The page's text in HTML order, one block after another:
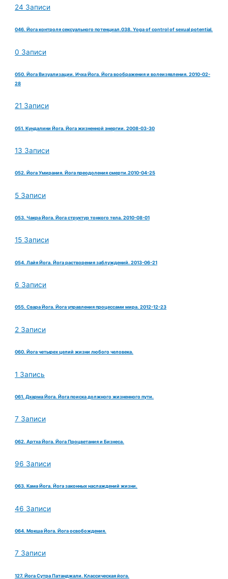
24 Записи
046. Йога контроля сексуального потенциал.038. Yoga of control of sexual potential.
0 Записи
050. Йога Визуализации. Ичха Йога. Йога воображения и волеизявления. 2010-02-
28
21 Записи
051. Кундалини Йога. Йога жизненной энергии. 2008-03-30
13 Записи
052. Йога Умирания. Йога преодоления смерти.2010-04-25
5 Записи
053. Чакра Йога. Йога структур тонкого тела. 2010-08-01
15 Записи
054. Лайя Йога. Йога растворения заблуждений. 2013-06-21
6 Записи
055. Свара Йога. Йога управления процессами мира. 2012-12-23
2 Записи
060. Йога четырех целий жизни любого человека.
1 Запись
061. Дхарма Йога. Йога поиска должного жизненного пути.
7 Записи
062. Артха Йога. Йога Процветания и Бизнеса.
96 Записи
063. Кама Йога. Йога законных наслаждений жизни.
46 Записи
064. Мокша Йога. Йога освобождения.
7 Записи
127. Йога Сутра Патанджали. Классическая йога.